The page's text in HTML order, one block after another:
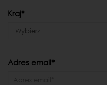
Kraj*
Adres email*